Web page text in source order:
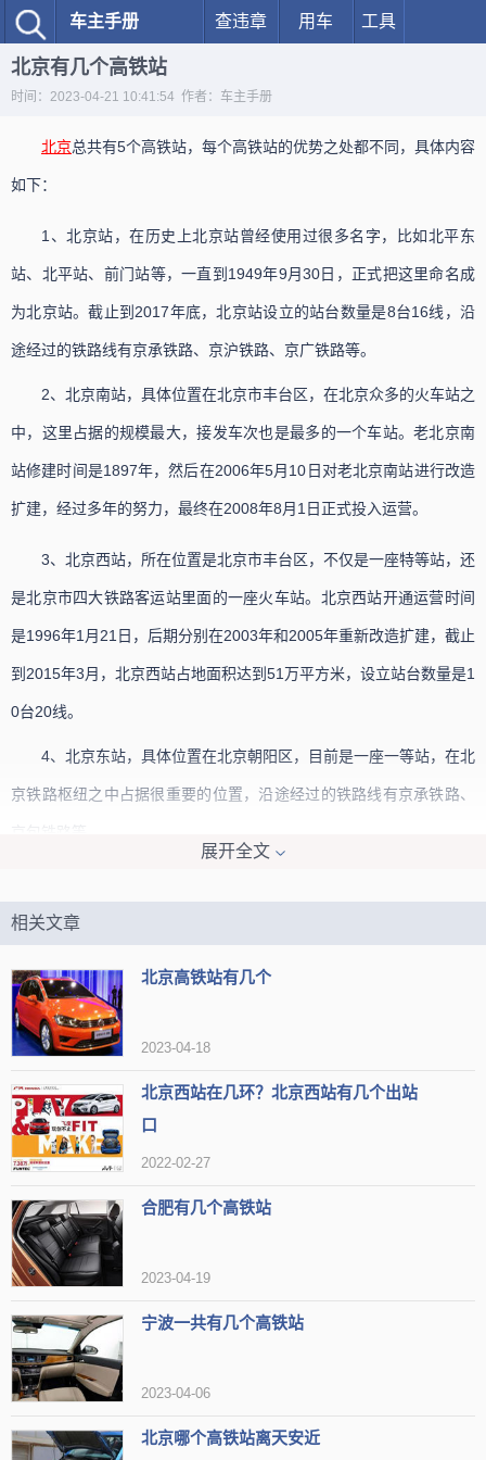
车主手册 查违章 用车 工具
北京有几个高铁站
时间：2023-04-21 10:41:54 作者：车主手册
北京总共有5个高铁站，每个高铁站的优势之处都不同，具体内容
如下：
1、北京站，在历史上北京站曾经使用过很多名字，比如北平东
站、北平站、前门站等，一直到1949年9月30日，正式把这里命名成
为北京站。截止到2017年底，北京站设立的站台数量是8台16线，沿
途经过的铁路线有京承铁路、京沪铁路、京广铁路等。
2、北京南站，具体位置在北京市丰台区，在北京众多的火车站之
中，这里占据的规模最大，接发车次也是最多的一个车站。老北京南
站修建时间是1897年，然后在2006年5月10日对老北京南站进行改造
扩建，经过多年的努力，最终在2008年8月1日正式投入运营。
3、北京西站，所在位置是北京市丰台区，不仅是一座特等站，还
是北京市四大铁路客运站里面的一座火车站。北京西站开通运营时间
是1996年1月21日，后期分别在2003年和2005年重新改造扩建，截止
到2015年3月，北京西站占地面积达到51万平方米，设立站台数量是1
0台20线。
4、北京东站，具体位置在北京朝阳区，目前是一座一等站，在北
京铁路枢纽之中占据很重要的位置，沿途经过的铁路线有京承铁路、
是西直门站，后来在1988年正式改名为北京北站。
展开全文
相关文章
北京高铁站有几个
2023-04-18
北京西站在几环？北京西站有几个出站
口
2022-02-27
合肥有几个高铁站
2023-04-19
宁波一共有几个高铁站
2023-04-06
北京哪个高铁站离天安近